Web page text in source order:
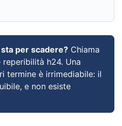
per scadere? Chiama
h24. Una
termine è irrimediabile: il
e non esiste